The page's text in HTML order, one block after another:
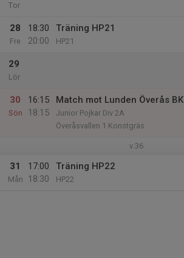
Tor
28
Fre
18:30
20:00
Träning HP21
HP21
29
Lör
30
Sön
16:15
18:15
Match mot Lunden Överås BK
Junior Pojkar Div 2A
Överåsvallen 1 Konstgräs
v.36
31
Mån
17:00
18:30
Träning HP22
HP22